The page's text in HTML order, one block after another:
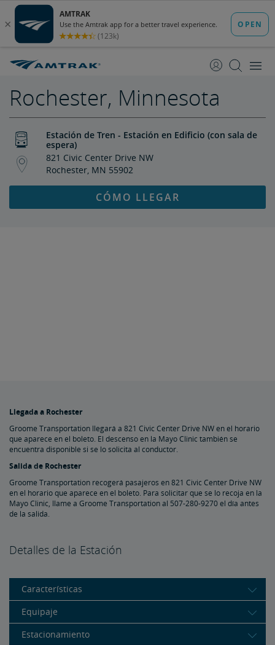
Contenido
Navegación
Rochester, Minnesota
Estación de Tren - Estación en Edificio (con sala de
espera)
821 Civic Center Drive NW
Rochester, MN 55902
CÓMO LLEGAR
Llegada a Rochester
Groome Transportation llegará a 821 Civic Center Drive NW en el horario
que aparece en el boleto. El descenso en la Mayo Clinic también se
encuentra disponible si se lo solicita al conductor.
Salida de Rochester
Groome Transportation recogerá pasajeros en 821 Civic Center Drive NW
en el horario que aparece en el boleto. Para solicitar que se lo recoja en la
Mayo Clinic, llame a Groome Transportation al 507-280-9270 el día antes
de la salida.
Detalles de la Estación
Características
Equipaje
Estacionamiento